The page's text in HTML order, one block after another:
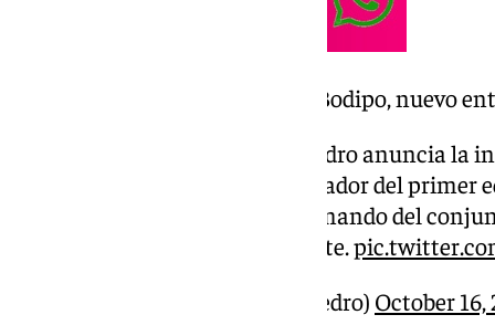
: Rodolfo Bodipo, nuevo
La Unión Deportiva San Pedro anuncia la
Bodipo como nuevo entrenador del primer
ecuatoguineano asume el mando del
momento deportivo exigente.
— UdSanPedro (@UdSanPedro) October 16,